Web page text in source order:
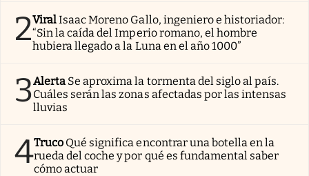
2ViralIsaac Moreno Gallo, ingeniero e historiador:
“Sin la caída del Imperio romano, el hombre
hubiera llegado a la Luna en el año 1000”
3Alerta Se aproxima la tormenta del siglo al país.
Cuáles serán las zonas afectadas por las intensas
lluvias
4Truco Qué significa encontrar una botella en la
rueda del coche y por qué es fundamental saber
cómo actuar